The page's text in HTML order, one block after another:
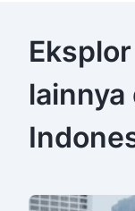
lainnya